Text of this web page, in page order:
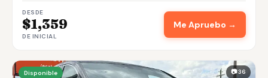
DESDE
$1,359
DE INICIAL
Me Apruebo →
Disponible 📷 36